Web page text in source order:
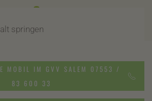
springen
MOBIL IM GVV SALEM 07553 /
83 600 33